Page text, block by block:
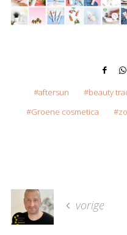
aftersun beauty
Groene cosmetica
vorige